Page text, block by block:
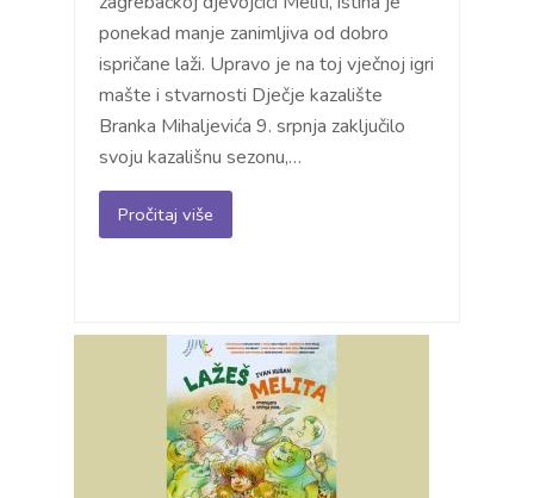
ponekad manje zanimljiva od dobro
ispričane laži. Upravo je na toj vječnoj igri
mašte i stvarnosti Dječje kazalište
Branka Mihaljevića 9. srpnja zaključilo
svoju kazališnu sezonu,…
Pročitaj više